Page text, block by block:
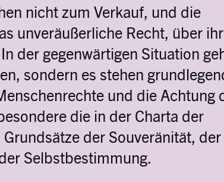
nicht zum Verkauf, und die
unveräußerliche Recht, über
der gegenwärtigen Situation
sondern es stehen
und die Achtung
die in der Charta der
der Souveränität, der
Selbstbestimmung.